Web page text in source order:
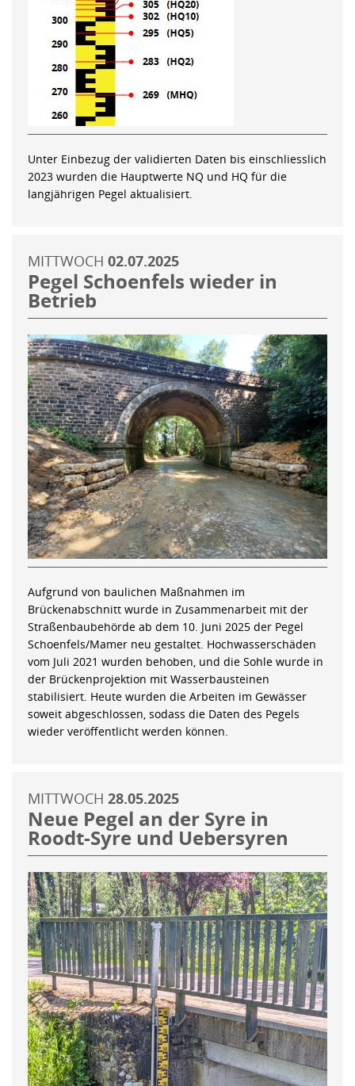
Unter Einbezug der validierten Daten bis einschliesslich
2023 wurden die Hauptwerte NQ und HQ für die
langjährigen Pegel aktualisiert.
MITTWOCH 02.07.2025
Pegel Schoenfels wieder in
Betrieb
Aufgrund von baulichen Maßnahmen im
Brückenabschnitt wurde in Zusammenarbeit mit der
Straßenbaubehörde ab dem 10. Juni 2025 der Pegel
Schoenfels/Mamer neu gestaltet. Hochwasserschäden
vom Juli 2021 wurden behoben, und die Sohle wurde in
der Brückenprojektion mit Wasserbausteinen
stabilisiert. Heute wurden die Arbeiten im Gewässer
soweit abgeschlossen, sodass die Daten des Pegels
wieder veröffentlicht werden können.
MITTWOCH 28.05.2025
Neue Pegel an der Syre in
Roodt-Syre und Uebersyren